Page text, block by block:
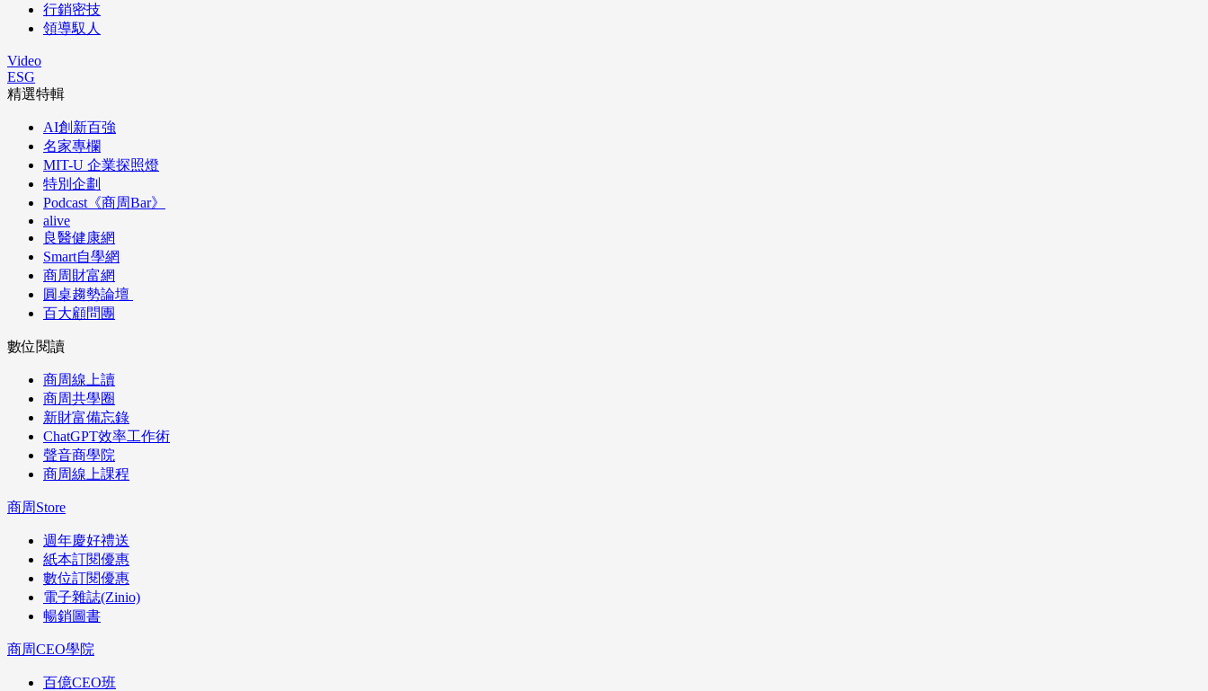
行銷密技
領導馭人
Video
ESG
精選特輯
AI創新百強
名家專欄
MIT-U 企業探照燈
特別企劃
Podcast《商周Bar》
alive
良醫健康網
Smart自學網
商周財富網
圓桌趨勢論壇
百大顧問團
數位閱讀
商周線上讀
商周共學圈
新財富備忘錄
ChatGPT效率工作術
聲音商學院
商周線上課程
商周Store
週年慶好禮送
紙本訂閱優惠
數位訂閱優惠
電子雜誌(Zinio)
暢銷圖書
商周CEO學院
百億CEO班